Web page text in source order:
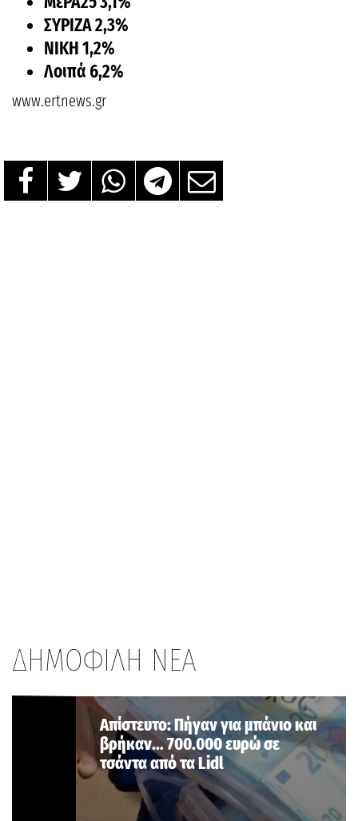
ΣΥΡΙΖΑ 2,3%
ΝΙΚΗ 1,2%
Λοιπά 6,2%
www.ertnews.gr
ΔΗΜΟΦΙΛΗ ΝΕΑ
Aπίστευτο: Πήγαν για μπάνιο και
βρήκαν… 700.000 ευρώ σε
τσάντα από τα Lidl